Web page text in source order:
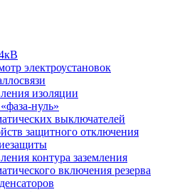
электроустановок
изоляции
нуль»
выключателей
защитного отключения
контура заземления
включения резерва